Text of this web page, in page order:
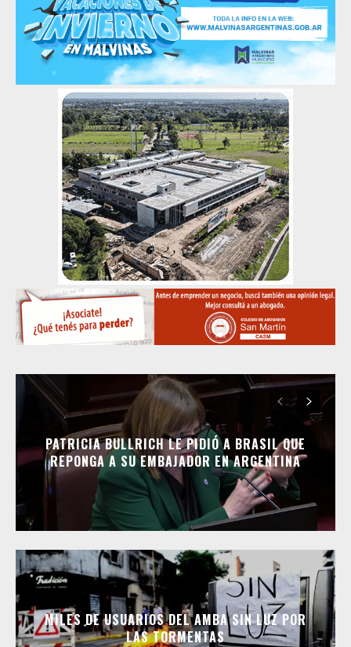
PATRICIA BULLRICH LE PIDIÓ A BRASIL QUE
REPONGA A SU EMBAJADOR EN ARGENTINA
MILES DE USUARIOS DEL AMBA SIN LUZ POR
LAS TORMENTAS